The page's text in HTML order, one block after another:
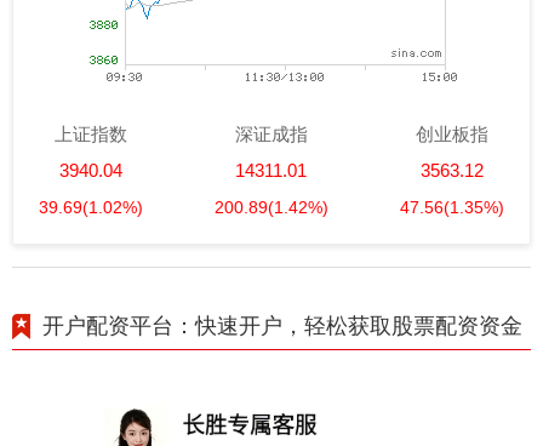
上证指数
3940.04
39.69(1.02%)
深证成指
14311.01
200.89(1.42%)
创业板指
3563.12
47.56(1.35%)
开户配资平台：快速开户，轻松获取股票配资资金